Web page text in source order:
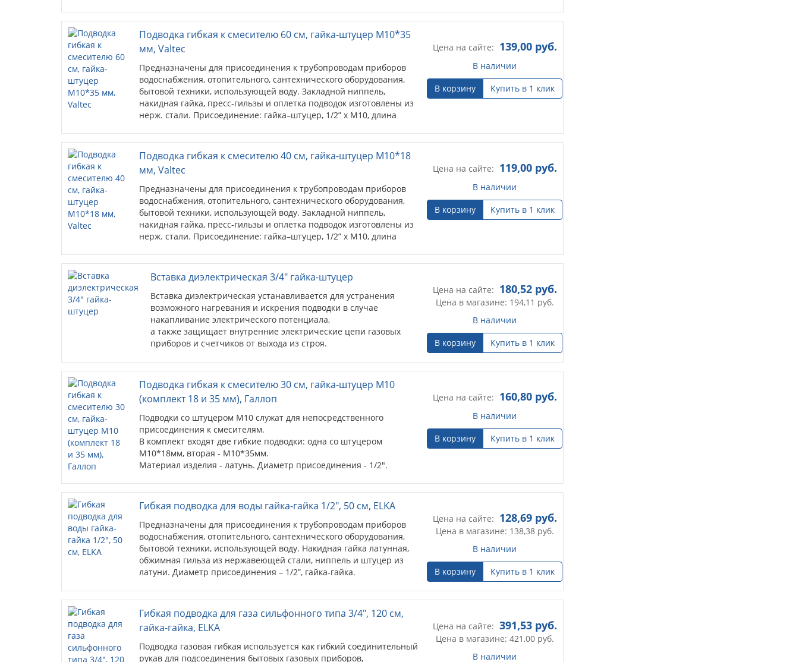
Подводка гибкая к смесителю 60 см, гайка-штуцер М10*35
мм, Valtec
Предназначены для присоединения к трубопроводам приборов
водоснабжения, отопительного, сантехнического оборудования,
бытовой техники, использующей воду. Закладной ниппель,
накидная гайка, пресс-гильзы и оплетка подводок изготовлены из
нерж. стали. Присоединение: гайка–штуцер, 1/2” х M10, длина
Цена на сайте: 139,00руб.
В наличии
В корзину
Купить в 1 клик
Подводка гибкая к смесителю 40 см, гайка-штуцер М10*18
мм, Valtec
Предназначены для присоединения к трубопроводам приборов
водоснабжения, отопительного, сантехнического оборудования,
бытовой техники, использующей воду. Закладной ниппель,
накидная гайка, пресс-гильзы и оплетка подводок изготовлены из
нерж. стали. Присоединение: гайка–штуцер, 1/2” х M10, длина
Цена на сайте: 119,00руб.
В наличии
В корзину
Купить в 1 клик
Вставка диэлектрическая 3/4" гайка-штуцер
Вставка диэлектрическая устанавливается для устранения
возможного нагревания и искрения подводки в случае
накапливание электрического потенциала,
а также защищает внутренние электрические цепи газовых
приборов и счетчиков от выхода из строя.
Цена на сайте: 180,52руб.
Цена в магазине: 194,11 руб.
В наличии
В корзину
Купить в 1 клик
Подводка гибкая к смесителю 30 см, гайка-штуцер М10
(комплект 18 и 35 мм), Галлоп
Подводки со штуцером М10 служат для непосредственного
присоединения к смесителям.
В комплект входят две гибкие подводки: одна со штуцером
М10*18мм, вторая - М10*35мм.
Материал изделия - латунь. Диаметр присоединения - 1/2".
Цена на сайте: 160,80руб.
В наличии
В корзину
Купить в 1 клик
Гибкая подводка для воды гайка-гайка 1/2", 50 см, ELKA
Предназначены для присоединения к трубопроводам приборов
водоснабжения, отопительного, сантехнического оборудования,
бытовой техники, использующей воду. Накидная гайка латунная,
обжимная гильза из нержавеющей стали, ниппель и штуцер из
латуни. Диаметр присоединения – 1/2”, гайка-гайка.
Цена на сайте: 128,69руб.
Цена в магазине: 138,38руб.
В наличии
В корзину
Купить в 1 клик
Гибкая подводка для газа сильфонного типа 3/4", 120 см,
гайка-гайка, ELKA
Подводка газовая гибкая используется как гибкий соединительный
рукав для подсоединения бытовых газовых приборов,
Цена на сайте: 391,53руб.
Цена в магазине: 421,00руб.
В наличии